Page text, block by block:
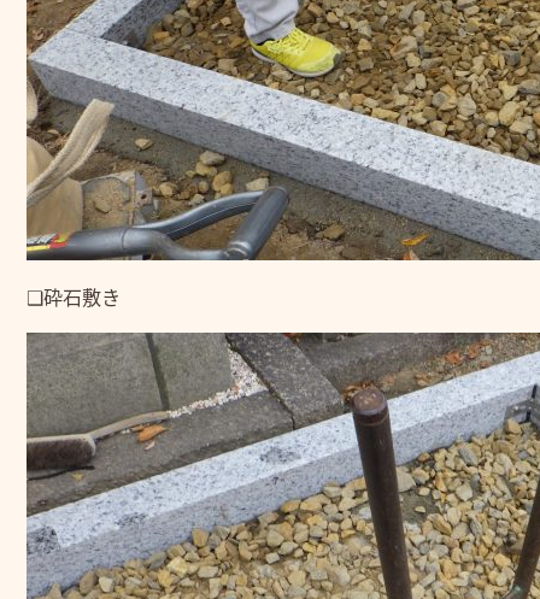
❑砕石敷き